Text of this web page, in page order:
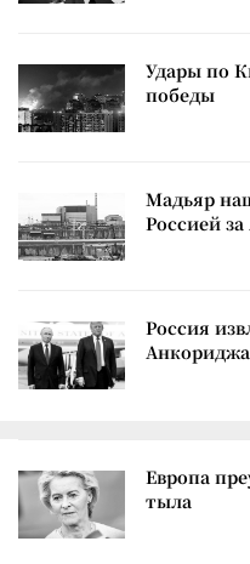
Удары по
победы
Мадьяр
Россией
Россия
Европа
тыла